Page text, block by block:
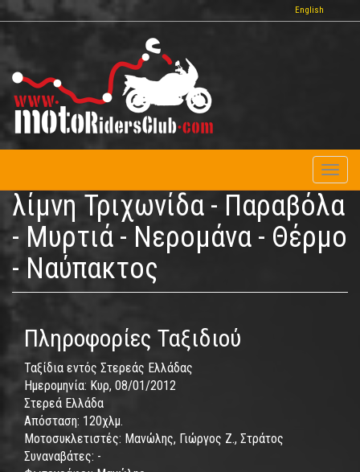
Παράκαμψη
προς
το
κυρίως
περιεχόμενο
English
λίμνη Τριχωνίδα - Παραβόλα
- Μυρτιά - Νερομάνα - Θέρμο
- Ναύπακτος
Πληροφορίες Ταξιδιού
Ταξίδια εντός Στερεάς Ελλάδας
Ημερομηνία: Κυρ, 08/01/2012
Στερεά Ελλάδα
Απόσταση: 120χλμ.
Μοτοσυκλετιστές: Μανώλης, Γιώργος Ζ., Στράτος
Συναναβάτες: -